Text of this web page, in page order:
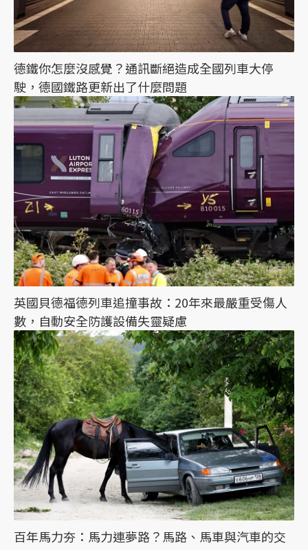
德鐵你怎麼沒感覺？通訊斷絕造成全國列車大停
駛，德國鐵路更新出了什麼問題
英國貝德福德列車追撞事故：20年來最嚴重受傷人
數，自動安全防護設備失靈疑慮
百年馬力夯：馬力連夢路？馬路、馬車與汽車的交